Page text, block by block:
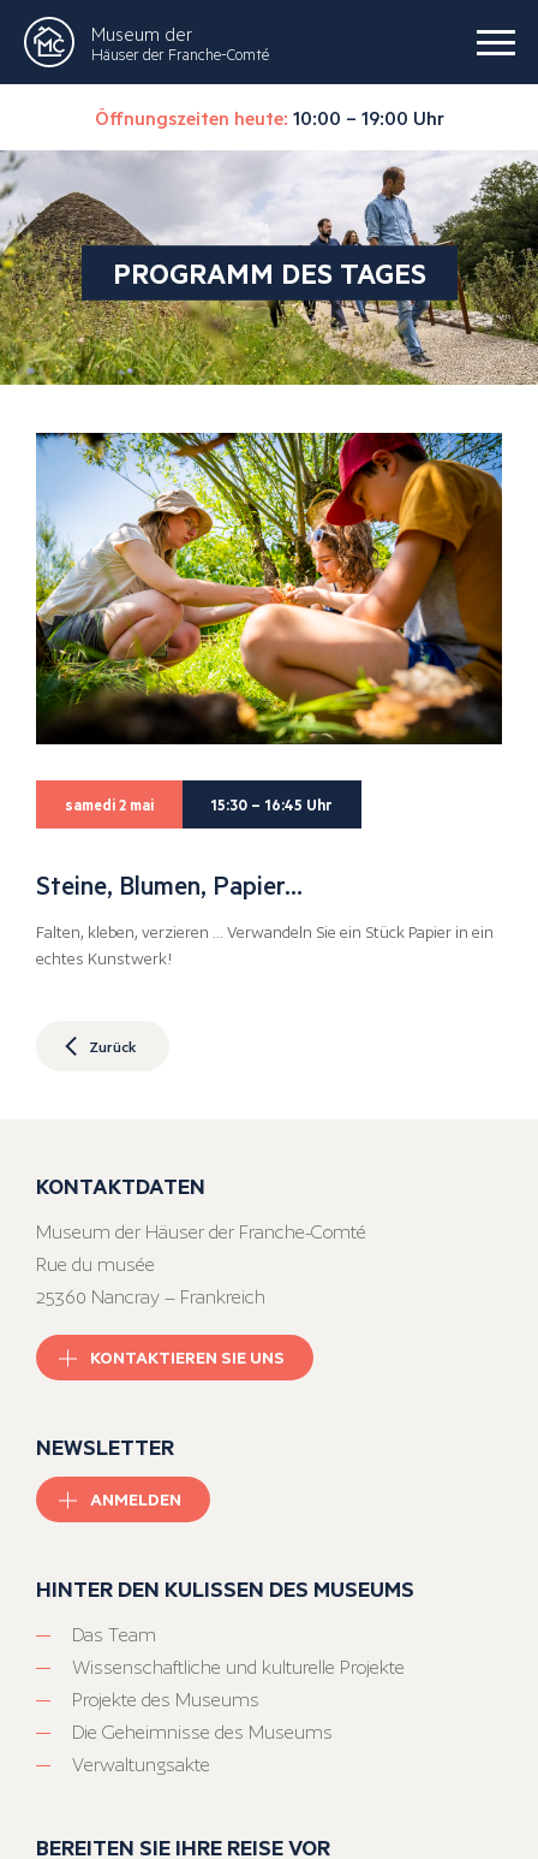
Museum der
Häuser der Franche-Comté
Öffnungszeiten heute: 10:00 – 19:00 Uhr
PROGRAMM DES TAGES
samedi 2 mai 15:30 – 16:45 Uhr
Steine, Blumen, Papier…
Falten, kleben, verzieren … Verwandeln Sie ein Stück Papier in ein
echtes Kunstwerk!
Zurück
KONTAKTDATEN
Museum der Häuser der Franche-Comté
Rue du musée
25360 Nancray – Frankreich
KONTAKTIEREN SIE UNS
NEWSLETTER
ANMELDEN
HINTER DEN KULISSEN DES MUSEUMS
Das Team
Wissenschaftliche und kulturelle Projekte
Projekte des Museums
Die Geheimnisse des Museums
Verwaltungsakte
BEREITEN SIE IHRE REISE VOR